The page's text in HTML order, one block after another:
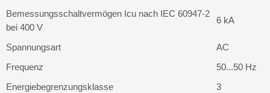
Bemessungsschaltvermögen Icu nach IEC 60947-2
bei 400 V
6 kA
Spannungsart
AC
Frequenz
50...50 Hz
Energiebegrenzungsklasse
3